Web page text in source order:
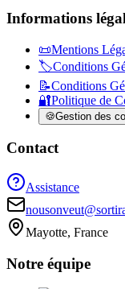
Informations
📜Mentions
🏷️Conditions
📝Conditions
🔐Politique de
🍪Gestion des
Contact
Assistance
Mayotte, France
Notre équipe